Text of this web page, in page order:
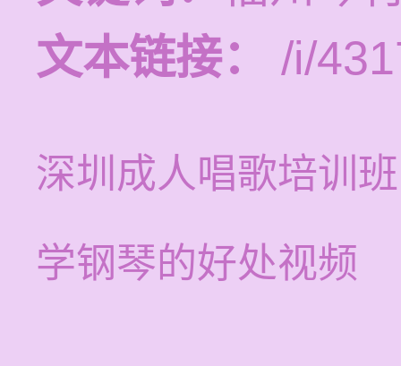
文本链接：
/i/
深圳成人唱歌培训
学钢琴的好处视频